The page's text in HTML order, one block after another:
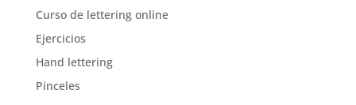
Curso de lettering online
Ejercicios
Hand lettering
Pinceles